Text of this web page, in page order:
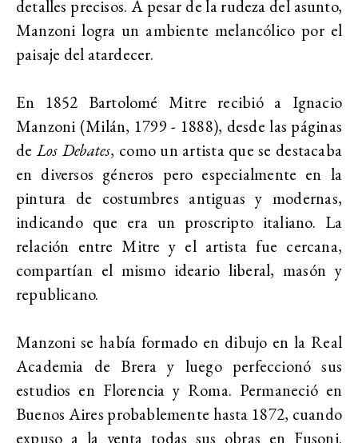
detalles precisos. A pesar de la rudeza del asunto,
Manzoni logra un ambiente melancólico por el
paisaje del atardecer.
En 1852 Bartolomé Mitre recibió a Ignacio
Manzoni (Milán, 1799 - 1888), desde las páginas
deLos Debates, como un artista que se destacaba
en diversos géneros pero especialmente en la
pintura de costumbres antiguas y modernas,
indicando que era un proscripto italiano. La
relación entre Mitre y el artista fue cercana,
compartían el mismo ideario liberal, masón y
republicano.
Manzoni se había formado en dibujo en la Real
Academia de Brera y luego perfeccionó sus
estudios en Florencia y Roma. Permaneció en
Buenos Aires probablemente hasta 1872, cuando
expuso a la venta todas sus obras en Fusoni.